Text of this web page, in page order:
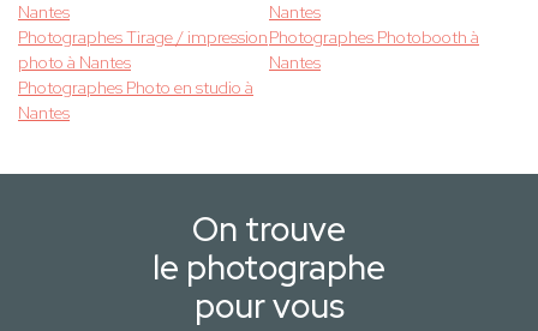
Nantes
Nantes
Photographes Tirage / impression
photo à Nantes
Photographes Photobooth à
Nantes
Photographes Photo en studio à
Nantes
On trouve
le photographe
pour vous